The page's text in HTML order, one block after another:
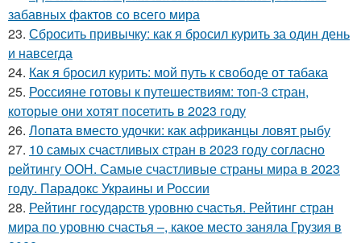
забавных фактов со всего мира
23. Сбросить привычку: как я бросил курить за один день
и навсегда
24. Как я бросил курить: мой путь к свободе от табака
25. Россияне готовы к путешествиям: топ-3 стран,
которые они хотят посетить в 2023 году
26. Лопата вместо удочки: как африканцы ловят рыбу
27. 10 самых счастливых стран в 2023 году согласно
рейтингу ООН. Самые счастливые страны мира в 2023
году. Парадокс Украины и России
28. Рейтинг государств уровню счастья. Рейтинг стран
мира по уровню счастья –, какое место заняла Грузия в